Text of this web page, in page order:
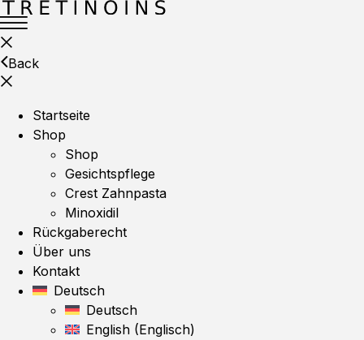
Back
Startseite
Shop
Shop
Gesichtspflege
Crest Zahnpasta
Minoxidil
Rückgaberecht
Über uns
Kontakt
Deutsch
Deutsch
English (Englisch)